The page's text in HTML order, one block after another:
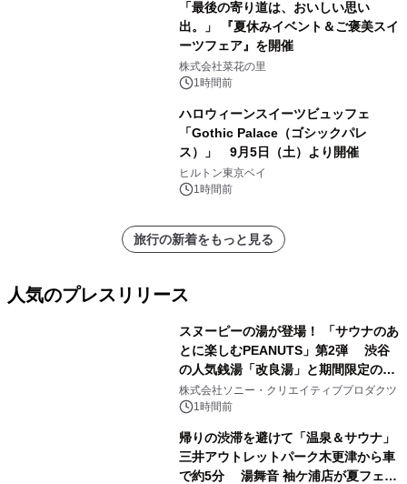
「最後の寄り道は、おいしい思い
出。」 『夏休みイベント＆ご褒美スイ
ーツフェア』を開催
株式会社菜花の里
1時間前
ハロウィーンスイーツビュッフェ
「Gothic Palace（ゴシックパレ
ス）」 9月5日（土）より開催
ヒルトン東京ベイ
1時間前
旅行の新着をもっと見る
人気のプレスリリース
スヌーピーの湯が登場！ 「サウナのあ
とに楽しむPEANUTS」第2弾 渋谷
の人気銭湯「改良湯」と期間限定のコ
ラボレーション サウナイキタイコラ
ボグッズも発売決定！
株式会社ソニー・クリエイティブプロダクツ
1時間前
帰りの渋滞を避けて「温泉＆サウナ」
三井アウトレットパーク木更津から車
で約5分 湯舞音 袖ケ浦店が夏フェア